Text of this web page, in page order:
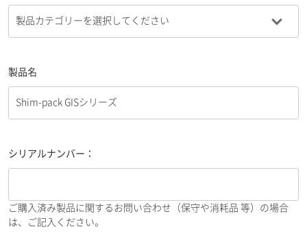
製品名
シリアルナンバー：
ご購入済み製品に関するお問い合わせ（保守や消耗品 等）の場合
は、ご記入ください。